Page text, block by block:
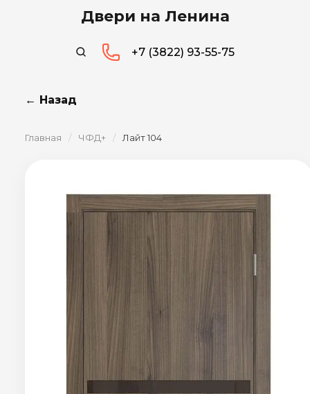
Двери на Ленина
+7 (3822) 93-55-75
← Назад
Главная / ЧФД+ / Лайт 104